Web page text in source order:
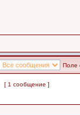
Поле
[ 1 сообщение ]